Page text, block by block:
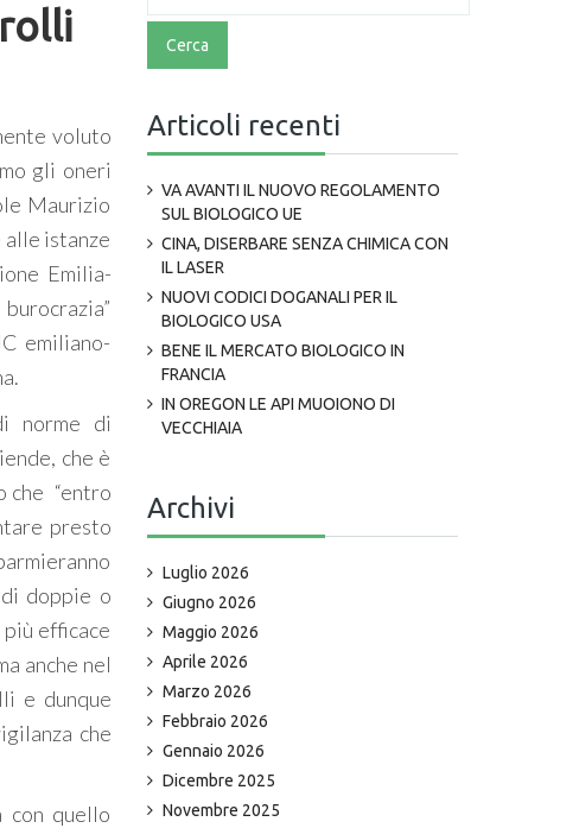
voluto
gli oneri
Maurizio
alle istanze
Emilia-
emiliano-
norme di
che è
che “entro
presto
doppie o
efficace
anche nel
e dunque
che
con quello
Articoli recenti
VA AVANTI IL NUOVO REGOLAMENTO
SUL BIOLOGICO UE
CINA, DISERBARE SENZA CHIMICA CON
IL LASER
NUOVI CODICI DOGANALI PER IL
BIOLOGICO USA
BENE IL MERCATO BIOLOGICO IN
FRANCIA
IN OREGON LE API MUOIONO DI
VECCHIAIA
Archivi
Luglio 2026
Giugno 2026
Maggio 2026
Aprile 2026
Marzo 2026
Febbraio 2026
Gennaio 2026
Dicembre 2025
Novembre 2025